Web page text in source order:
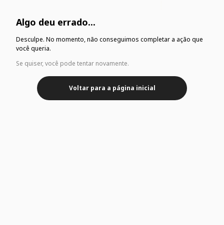
Algo deu errado...
Desculpe. No momento, não conseguimos completar a ação que
você queria.
Se quiser, você pode tentar novamente.
Voltar para a página inicial